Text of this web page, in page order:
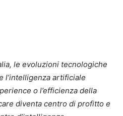
le evoluzioni tecnologiche
l’intelligenza artificiale
o l’efficienza della
diventa centro di profitto e